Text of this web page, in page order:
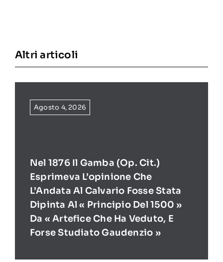
Altri articoli
Agosto 4, 2026
Nel 1876 Il Gamba (op. Cit.)
Esprimeva L’opinione Che
L’Andata Al Calvario Fosse Stata
Dipinta Al « Principio Del 1500 »
Da « Artefice Che Ha Veduto, E
Forse Studiato Gaudenzio »